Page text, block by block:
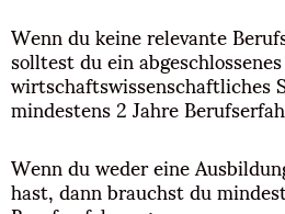
Wenn du keine relevante
solltest du ein abgeschlossenes
wirtschaftswissenschaftliches
mindestens 2 Jahre
Wenn du weder eine
hast, dann brauchst du